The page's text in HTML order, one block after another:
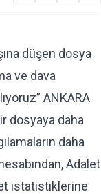
düşen dosya
ve dava
ANKARA
dosyaya daha
daha
Adalet
istatistiklerine